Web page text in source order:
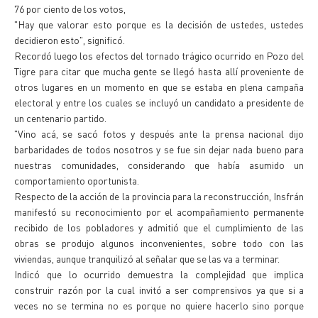
76 por ciento de los votos,
"Hay que valorar esto porque es la decisión de ustedes, ustedes
decidieron esto", significó.
Recordó luego los efectos del tornado trágico ocurrido en Pozo del
Tigre para citar que mucha gente se llegó hasta allí proveniente de
otros lugares en un momento en que se estaba en plena campaña
electoral y entre los cuales se incluyó un candidato a presidente de
un centenario partido.
"Vino acá, se sacó fotos y después ante la prensa nacional dijo
barbaridades de todos nosotros y se fue sin dejar nada bueno para
nuestras comunidades, considerando que había asumido un
comportamiento oportunista.
Respecto de la acción de la provincia para la reconstrucción, Insfrán
manifestó su reconocimiento por el acompañamiento permanente
recibido de los pobladores y admitió que el cumplimiento de las
obras se produjo algunos inconvenientes, sobre todo con las
viviendas, aunque tranquilizó al señalar que se las va a terminar.
Indicó que lo ocurrido demuestra la complejidad que implica
construir razón por la cual invitó a ser comprensivos ya que si a
veces no se termina no es porque no quiere hacerlo sino porque